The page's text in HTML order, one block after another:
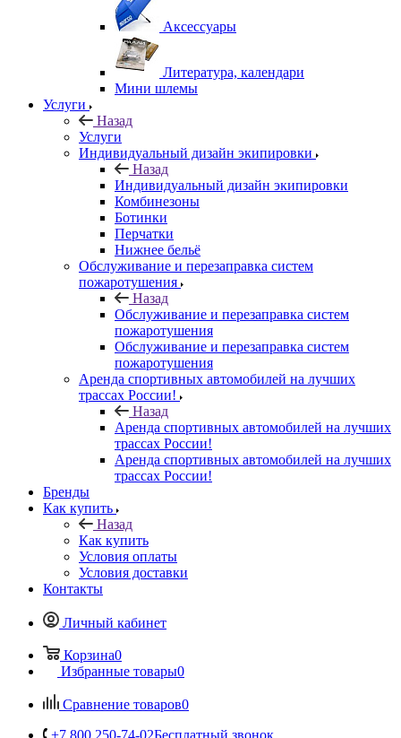
Аксессуары
Литература, календари
Мини шлемы
Услуги
Назад
Услуги
Индивидуальный дизайн экипировки
Назад
Индивидуальный дизайн экипировки
Комбинезоны
Ботинки
Перчатки
Нижнее бельё
Обслуживание и перезаправка систем
пожаротушения
Назад
Обслуживание и перезаправка систем
пожаротушения
Обслуживание и перезаправка систем
пожаротушения
Аренда спортивных автомобилей на лучших
трассах России!
Назад
Аренда спортивных автомобилей на лучших
трассах России!
Аренда спортивных автомобилей на лучших
трассах России!
Бренды
Как купить
Назад
Как купить
Условия оплаты
Условия доставки
Контакты
Личный кабинет
Корзина0
Избранные товары0
Сравнение товаров0
+7 800 250-74-02Бесплатный звонок